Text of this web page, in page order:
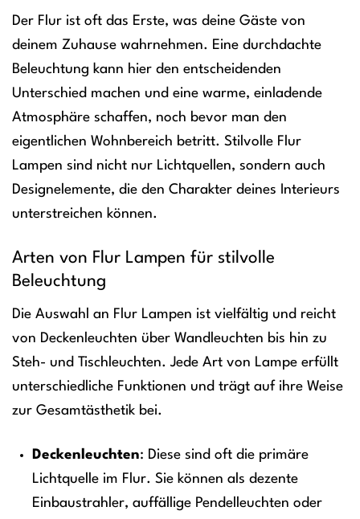
Der Flur ist oft das Erste, was deine Gäste von
deinem Zuhause wahrnehmen. Eine durchdachte
Beleuchtung kann hier den entscheidenden
Unterschied machen und eine warme, einladende
Atmosphäre schaffen, noch bevor man den
eigentlichen Wohnbereich betritt. Stilvolle Flur
Lampen sind nicht nur Lichtquellen, sondern auch
Designelemente, die den Charakter deines Interieurs
unterstreichen können.
Arten von Flur Lampen für stilvolle
Beleuchtung
Die Auswahl an Flur Lampen ist vielfältig und reicht
von Deckenleuchten über Wandleuchten bis hin zu
Steh- und Tischleuchten. Jede Art von Lampe erfüllt
unterschiedliche Funktionen und trägt auf ihre Weise
zur Gesamtästhetik bei.
Deckenleuchten: Diese sind oft die primäre
Lichtquelle im Flur. Sie können als dezente
Einbaustrahler, auffällige Pendelleuchten oder